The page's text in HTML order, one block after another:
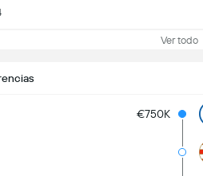
Ver todo
€750K